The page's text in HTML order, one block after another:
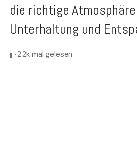
die richtige
Unterhaltung und
2.2k mal gelesen